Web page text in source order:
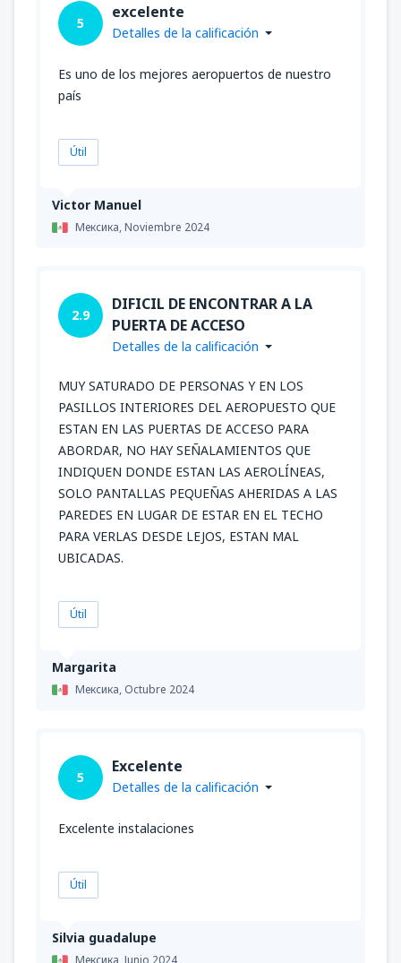
Victor Manuel
Мексика,Noviembre 2024
5
excelente
Detalles de la calificación
Es uno de los mejores aeropuertos de nuestro
país
Útil
Margarita
Мексика, Octubre 2024
2.9
DIFICIL DE ENCONTRAR A LA
PUERTA DE ACCESO
Detalles de la calificación
MUY SATURADO DE PERSONAS Y EN LOS
PASILLOS INTERIORES DEL AEROPUESTO QUE
ESTAN EN LAS PUERTAS DE ACCESO PARA
ABORDAR, NO HAY SEÑALAMIENTOS QUE
INDIQUEN DONDE ESTAN LAS AEROLÍNEAS,
SOLO PANTALLAS PEQUEÑAS AHERIDAS A LAS
PAREDES EN LUGAR DE ESTAR EN EL TECHO
PARA VERLAS DESDE LEJOS, ESTAN MAL
UBICADAS.
Útil
Silvia guadalupe
Мексика,Junio 2024
5
Excelente
Detalles de la calificación
Excelente instalaciones
Útil